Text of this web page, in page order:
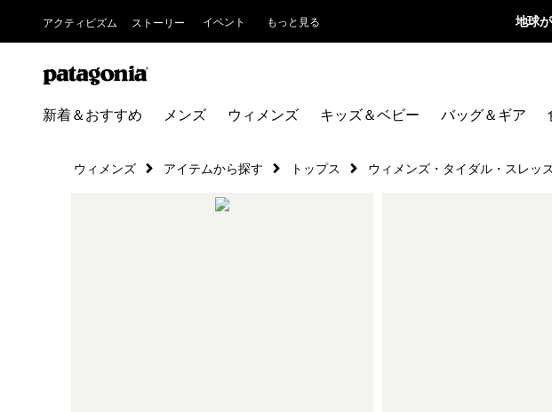
アクティビズム ストーリー イベント もっと見る 地球
新着＆おすすめ メンズ ウィメンズ キッズ＆ベビー バッグ＆ギア
ウィメンズ アイテムから探す トップス ウィメンズ・タイダル・スレッ